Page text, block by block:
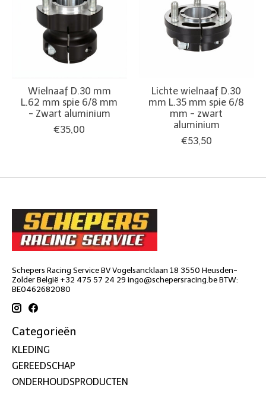
Wielnaaf D.30 mm
L.62 mm spie 6/8 mm
- Zwart aluminium
€35,00
Lichte wielnaaf D.30
mm L.35 mm spie 6/8
mm - zwart
aluminium
€53,50
Schepers Racing Service BV Vogelsancklaan 18 3550 Heusden-
Zolder België +32 475 57 24 29 ingo@schepersracing.beBTW:
BE0462682080
Categorieën
KLEDING
GEREEDSCHAP
ONDERHOUDSPRODUCTEN